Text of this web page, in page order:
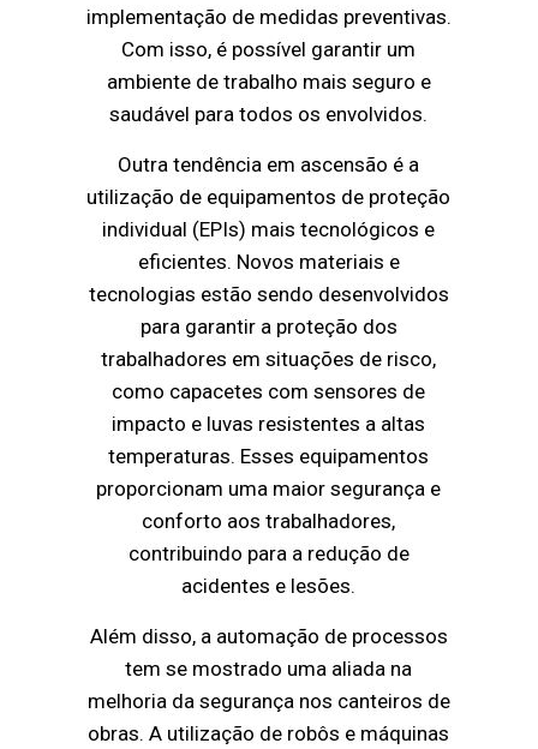
implementação de medidas preventivas.
Com isso, é possível garantir um
ambiente de trabalho mais seguro e
saudável para todos os envolvidos.
Outra tendência em ascensão é a
utilização de equipamentos de proteção
individual (EPIs) mais tecnológicos e
eficientes. Novos materiais e
tecnologias estão sendo desenvolvidos
para garantir a proteção dos
trabalhadores em situações de risco,
como capacetes com sensores de
impacto e luvas resistentes a altas
temperaturas. Esses equipamentos
proporcionam uma maior segurança e
conforto aos trabalhadores,
contribuindo para a redução de
acidentes e lesões.
Além disso, a automação de processos
tem se mostrado uma aliada na
melhoria da segurança nos canteiros de
obras. A utilização de robôs e máquinas